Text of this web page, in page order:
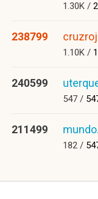
1.30K /
238799
1.10K /
240599
547 /
211499
182 /